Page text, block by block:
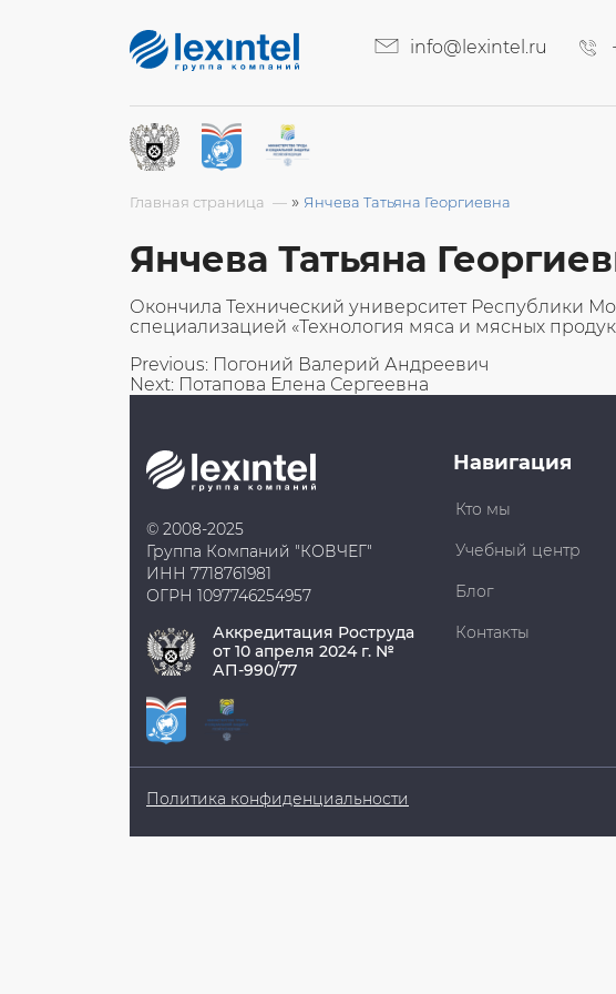
info@lexintel.ru
Главная страница » Янчева Татьяна Георгиевна
Янчева Татьяна
Окончила Технический университет Республики
специализацией «Технология мяса и мясных
Навигация
по
Previous: Погоний Валерий Андреевич
Next: Потапова Елена Сергеевна
© 2008-2025
Группа Компаний "КОВЧЕГ"
ИНН 7718761981
ОГРН 1097746254957
Аккредитация Роструда
от 10 апреля 2024 г. №
АП-990/77
Навигация
Кто мы
Учебный центр
Блог
Контакты
Политика конфиденциальности